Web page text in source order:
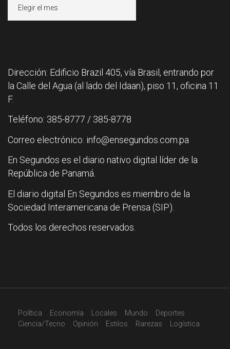
Dirección: Edificio Brazil 405, vía Brasil, entrando por
la Calle del Agua (al lado del Idaan), piso 11, oficina 11
F.
Teléfono: 385-8777 / 385-8778
Correo electrónico: info@ensegundos.com.pa
En Segundos es el diario nativo digital líder de la
República de Panamá.
El diario digital En Segundos es miembro de la
Sociedad Interamericana de Prensa (SIP).
Todos los derechos reservados.
Política Economía Locales Mundo
Deportes
Ciencia/Tecno
Opinión Estilos Rarezas Logística